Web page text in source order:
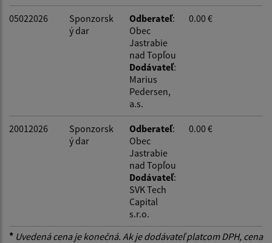
05022026
Sponzorsk
ý dar
Odberateľ:
Obec
Jastrabie
nad Topľou
Dodávateľ:
Marius
Pedersen,
a.s.
0.00 €
20012026
Sponzorsk
ý dar
Odberateľ:
Obec
Jastrabie
nad Topľou
Dodávateľ:
SVK Tech
Capital
s.r.o.
0.00 €
* Uvedená cena je konečná. Ak je dodávateľ platcom DPH, cena